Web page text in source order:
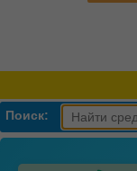
Поиск: